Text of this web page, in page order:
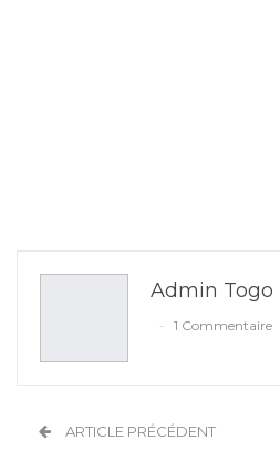
Admin Togo
1 Commentaire
ARTICLE PRÉCÉDENT